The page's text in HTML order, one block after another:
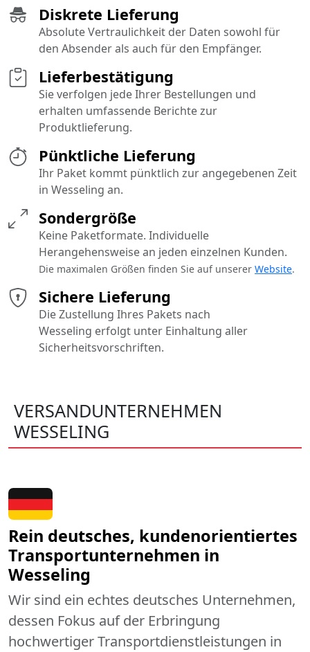
Pünktliche Lieferung
Ihr Paket kommt pünktlich zur angegebenen Zeit
in Wesseling an.
Sichere Lieferung
Die Zustellung Ihres Pakets nach
Wesseling erfolgt unter Einhaltung aller
Sicherheitsvorschriften.
Diskrete Lieferung
Absolute Vertraulichkeit der Daten sowohl für
den Absender als auch für den Empfänger.
Sondergröße
Keine Paketformate. Individuelle
Herangehensweise an jeden einzelnen Kunden.
Die maximalen Größen finden Sie auf unserer Website.
Lieferbestätigung
Sie verfolgen jede Ihrer Bestellungen und
erhalten umfassende Berichte zur
Produktlieferung.
VERSANDUNTERNEHMEN
WESSELING
Rein deutsches, kundenorientiertes
Transportunternehmen in
Wesseling
Wir sind ein echtes deutsches Unternehmen,
dessen Fokus auf der Erbringung
hochwertiger Transportdienstleistungen in